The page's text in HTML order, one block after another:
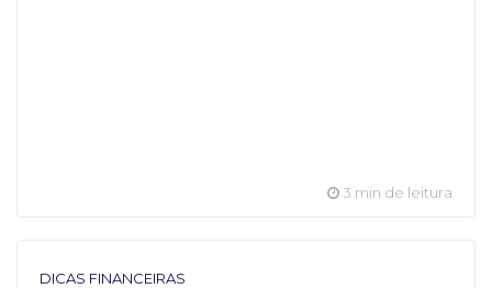
3 min de leitura
DICAS FINANCEIRAS